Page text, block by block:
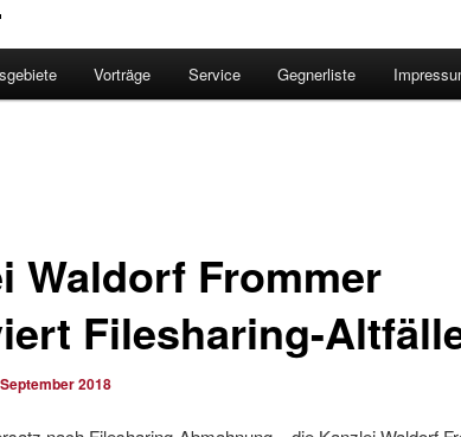
Vorträge Service Gegnerliste
Waldorf Frommer
Filesharing-
2018